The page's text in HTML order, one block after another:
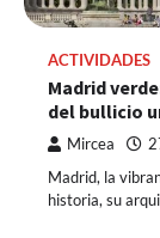
ACTIVIDADES
Madrid
del bullicio
Mircea
Madrid, la
historia, su